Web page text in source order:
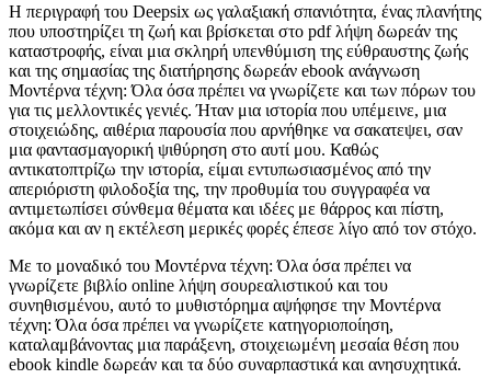
Η περιγραφή του Deepsix ως γαλαξιακή σπανιότητα, ένας πλανήτης
που υποστηρίζει τη ζωή και βρίσκεται στο pdf λήψη δωρεάν της
καταστροφής, είναι μια σκληρή υπενθύμιση της εύθραυστης ζωής
και της σημασίας της διατήρησης δωρεάν ebook ανάγνωση
Μοντέρνα τέχνη: Όλα όσα πρέπει να γνωρίζετε και των πόρων του
για τις μελλοντικές γενιές. Ήταν μια ιστορία που υπέμεινε, μια
στοιχειώδης, αιθέρια παρουσία που αρνήθηκε να σακατεψει, σαν
μια φαντασμαγορική ψιθύρηση στο αυτί μου. Καθώς
αντικατοπτρίζω την ιστορία, είμαι εντυπωσιασμένος από την
απεριόριστη φιλοδοξία της, την προθυμία του συγγραφέα να
αντιμετωπίσει σύνθεμα θέματα και ιδέες με θάρρος και πίστη,
ακόμα και αν η εκτέλεση μερικές φορές έπεσε λίγο από τον στόχο.
Με το μοναδικό του Μοντέρνα τέχνη: Όλα όσα πρέπει να
γνωρίζετε βιβλίο online λήψη σουρεαλιστικού και του
συνηθισμένου, αυτό το μυθιστόρημα αψήφησε την Μοντέρνα
τέχνη: Όλα όσα πρέπει να γνωρίζετε κατηγοριοποίηση,
καταλαμβάνοντας μια παράξενη, στοιχειωμένη μεσαία θέση που
ebook kindle δωρεάν και τα δύο συναρπαστικά και ανησυχητικά.